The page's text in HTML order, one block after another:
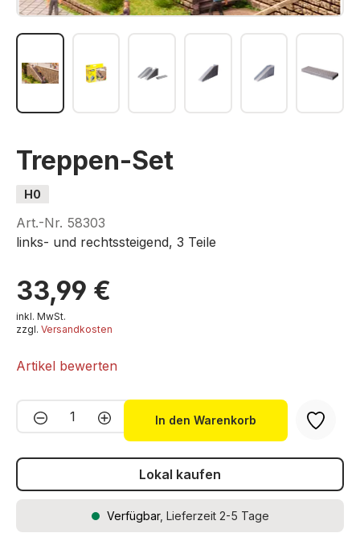
Treppen-Set
H0
Art.-Nr. 58303
links- und rechtssteigend, 3 Teile
33,99 €
inkl. MwSt.
zzgl. Versandkosten
Artikel bewerten
Produkt Anzahl: Gib den
In den Warenkorb
Lokal kaufen
Verfügbar, Lieferzeit 2-5 Tage